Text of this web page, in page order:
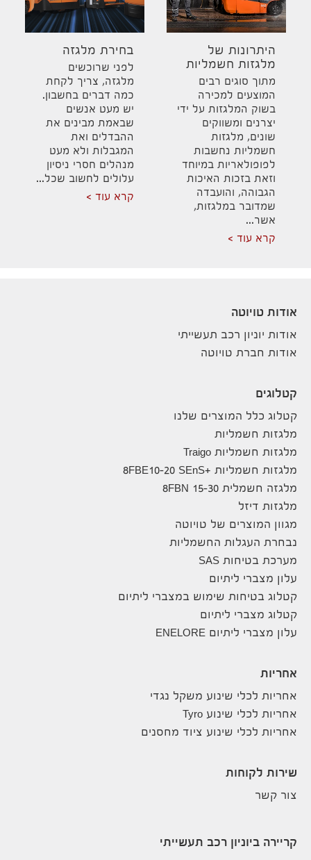
היתרונות של
מלגזות חשמליות
מתוך סוגים רבים
המוצעים למכירה
בשוק המלגזות על ידי
יצרנים ומשווקים
שונים, מלגזות
חשמליות נחשבות
לפופולאריות במיוחד
וזאת בזכות האיכות
הגבוהה, והועבדה
שמדובר במלגזות,
אשר...
קרא עוד
בחירת מלגזה
לפני שרוכשים
מלגזה, צריך לקחת
כמה דברים בחשבון.
יש מעט אנשים
שבאמת מבינים את
ההבדלים ואת
המגבלות ולא מעט
מנהלים חסרי ניסיון
עלולים לחשוב שכל...
קרא עוד
אודות טויוטה
אודות יוניון רכב תעשייתי
אודות חברת טויוטה
קטלוגים
קטלוג כלל המוצרים שלנו
מלגזות חשמליות
מלגזות חשמליות Traigo
מלגזות חשמליות +8FBE10-20 SEnS
מלגזה חשמלית 8FBN 15-30
מלגזות דיזל
מגוון המוצרים של טויוטה
נבחרת העגלות החשמליות
מערכת בטיחות SAS
עלון מצברי ליתיום
קטלוג בטיחות שימוש במצברי ליתיום
קטלוג מצברי ליתיום
עלון מצברי ליתיום ENELORE
אחריות
אחריות לכלי שינוע משקל נגדי
אחריות לכלי שינוע Tyro
אחריות לכלי שינוע ציוד מחסנים
שירות לקוחות
צור קשר
קריירה ביוניון רכב תעשייתי